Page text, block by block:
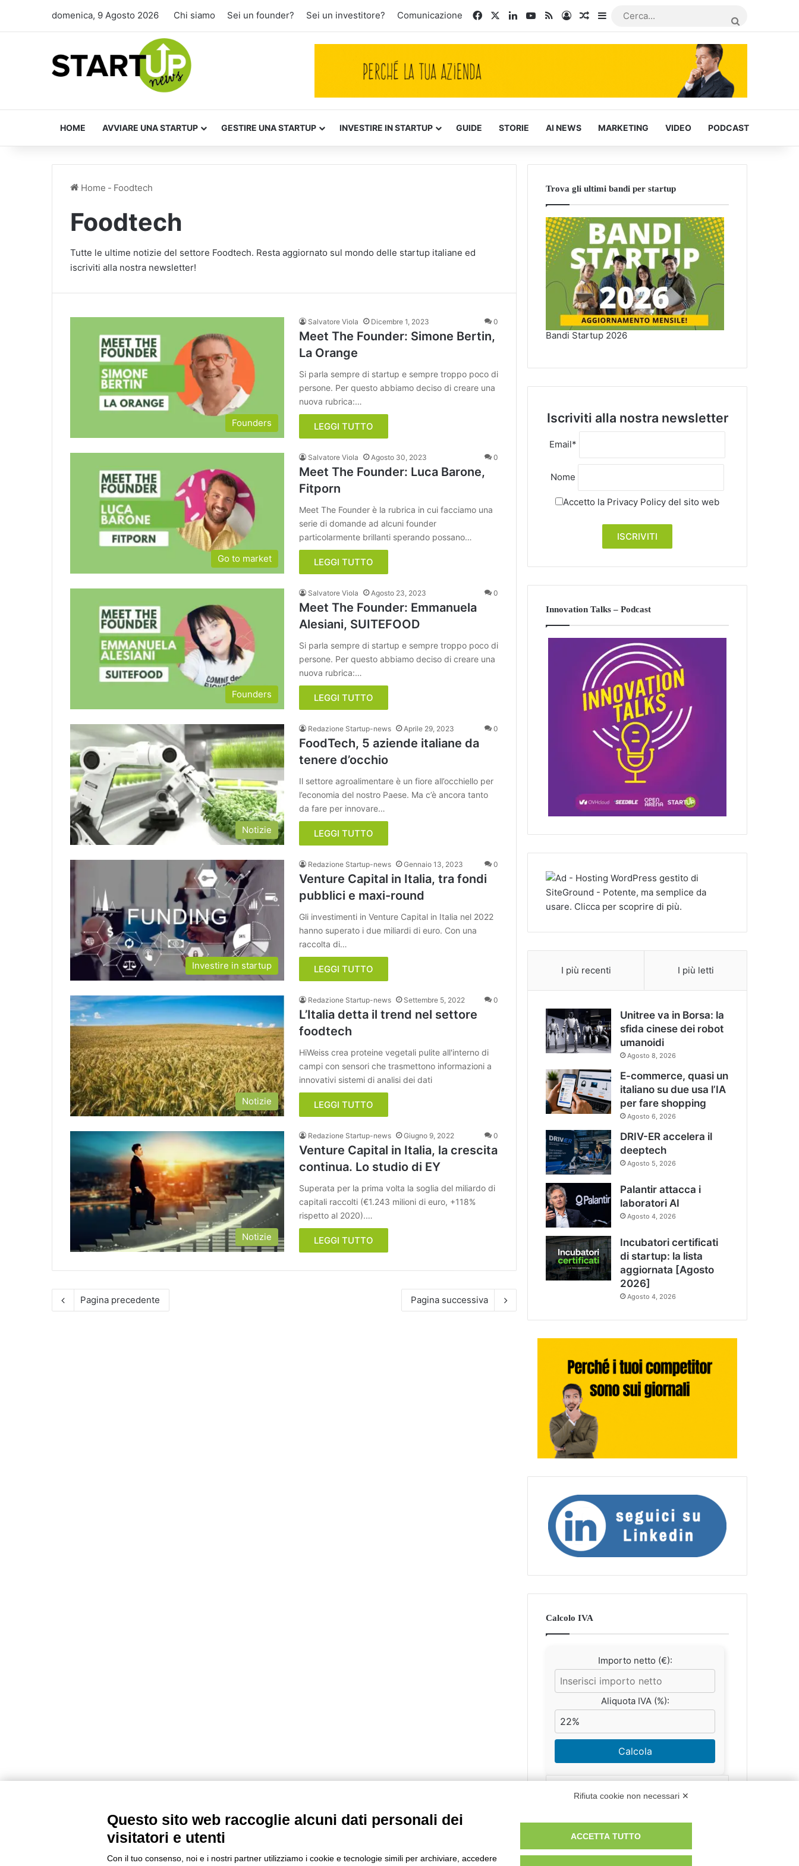
domenica, 9 Agosto 2026 Chi siamo Sei un founder? Sei un investitore? Comunicazione FacebookLinkedInYou Tube
RSSAccediArticoli Casuali
Barra laterale
HOME AVVIARE UNA STARTUP GESTIRE UNA STARTUP INVESTIRE IN STARTUP GUIDE STORIE AI NEWS MARKETING VIDEO PODCAST
Home - Foodtech
Foodtech
Tutte le ultime notizie del settore Foodtech. Resta aggiornato sul mondo delle startup italiane ed
iscriviti alla nostra newsletter!
Founders
Salvatore Viola Dicembre 1, 2023 0
Meet The Founder: Simone Bertin,
La Orange
Si parla sempre di startup e sempre troppo poco di
persone. Per questo abbiamo deciso di creare una
nuova rubrica:…
LEGGI TUTTO
Go to market
Salvatore Viola Agosto 30, 2023 0
Meet The Founder: Luca Barone,
Fitporn
Meet The Founder è la rubrica in cui facciamo una
serie di domande ad alcuni founder
particolarmente brillanti sperando possano…
LEGGI TUTTO
Founders
Salvatore Viola Agosto 23, 2023 0
Meet The Founder: Emmanuela
Alesiani, SUITEFOOD
Si parla sempre di startup e sempre troppo poco di
persone. Per questo abbiamo deciso di creare una
nuova rubrica:…
LEGGI TUTTO
Notizie
Redazione Startup-news Aprile 29, 2023 0
FoodTech, 5 aziende italiane da
tenere d’occhio
Il settore agroalimentare è un fiore all’occhiello per
l’economia del nostro Paese. Ma c’è ancora tanto
da fare per innovare…
LEGGI TUTTO
Investire in startup
Redazione Startup-news Gennaio 13, 2023 0
Venture Capital in Italia, tra fondi
pubblici e maxi-round
Gli investimenti in Venture Capital in Italia nel 2022
hanno superato i due miliardi di euro. Con una
raccolta di…
LEGGI TUTTO
Notizie
Redazione Startup-news Settembre 5, 2022 0
L’Italia detta il trend nel settore
foodtech
HiWeiss crea proteine vegetali pulite all'interno di
campi con sensori che trasmettono informazioni a
innovativi sistemi di analisi dei dati
LEGGI TUTTO
Notizie
Redazione Startup-news Giugno 9, 2022 0
Venture Capital in Italia, la crescita
continua. Lo studio di EY
Superata per la prima volta la soglia del miliardo di
capitali raccolti (€1.243 milioni di euro, +118%
rispetto al 2020).…
LEGGI TUTTO
Pagina precedente Pagina successiva
Trova gli ultimi bandi per startup
Bandi Startup 2026
Iscriviti alla nostra newsletter
Email*
Nome
Accetto la Privacy Policy del sito web
Innovation Talks – Podcast
I più recenti I più letti
Unitree va in Borsa: la
sfida cinese dei robot
umanoidi
Agosto 8, 2026
E-commerce, quasi un
italiano su due usa l’IA
per fare shopping
Agosto 6, 2026
DRIV-ER accelera il
deeptech
Agosto 5, 2026
Palantir attacca i
laboratori AI
Agosto 4, 2026
Incubatori certificati
di startup: la lista
aggiornata [Agosto
2026]
Agosto 4, 2026
Calcolo IVA
Importo netto (€):
Aliquota IVA (%):
Calcola
Scorporo IVA
Importo lordo (€):
Rifiuta cookie non necessari ✕
Questo sito web raccoglie alcuni dati personali dei
visitatori e utenti
Con il tuo consenso, noi e i nostri partner utilizziamo i cookie e tecnologie simili per archiviare, accedere
ACCETTA TUTTO